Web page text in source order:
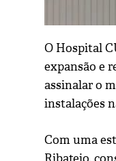
O Hospital
expansão e
assinalar o
instalações
Com uma